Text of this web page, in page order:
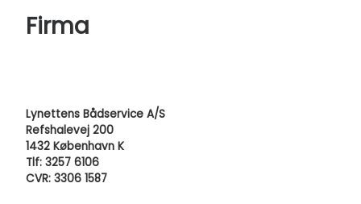
Firma
Lynettens Bådservice A/S
Refshalevej 200
1432 København K
Tlf: 3257 6106
CVR: 3306 1587